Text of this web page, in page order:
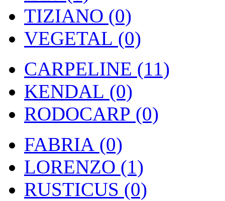
TIZIANO (0)
VEGETAL (0)
CARPELINE (11)
KENDAL (0)
RODOCARP (0)
FABRIA (0)
LORENZO (1)
RUSTICUS (0)